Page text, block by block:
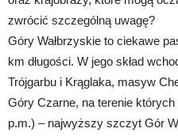
zwrócić szczególną uwagę?
Góry Wałbrzyskie to ciekawe
km długości. W jego skład
Trójgarbu i Krąglaka, masyw
Góry Czarne, na terenie
p.m.) – najwyższy szczyt Gór